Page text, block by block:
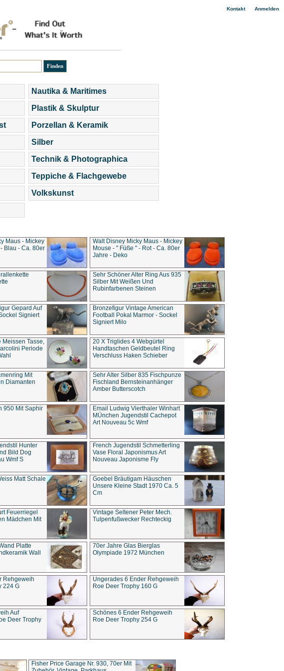
Kontakt| Anmelden
Nautika & Maritimes
Plastik & Skulptur
Porzellan & Keramik
Silber
Technik & Photographica
Teppiche & Flachgewebe
Volkskunst
Maus - Mickey
Blau - Ca. 80er
Walt Disney Micky Maus - Mickey
Mouse - " Füße " - Rot - Ca. 80er
Jahre - Deko
Sehr Schöner Alter Ring Aus 935
Silber Mit Weißen Und
Rubinfarbenen Steinen
Gepard Auf
Signiert
Bronzefigur Vintage American
Football Pokal Marmor - Sockel
Signiert Milo
Meissen Tasse,
Periode
20 X Triglides 4 Webgürtel
Handtaschen Geldbeutel Ring
Verschluss Haken Schieber
Mit
Diamanten
Sehr Alter Silber 835 Fischpunze
Fischland Bernsteinanhänger
Amber Butterscotch
950 Mit Saphir
Email Ludwig Vierthaler Winhart
MÜnchen Jugendstil Cachepot
Art Nouveau 5c Wmf
Hunter
Bild Dog
Wmf S
French Jugendstil Schmetterling
Vase Floral Japonismus Art
Nouveau Japonisme Fly
Matt Schale
Goebel Bräutigam Häuschen
Unsere Kleine Stadt 1970 Ca. 5
Cm
Feuerriegel
Mädchen Mit
Vintage Seltener Peter Mech.
Tulpenfußwecker Rechteckig
Platte
Wall
70er Jahre Glas Bierglas
Olympiade 1972 München
Rehgeweih
224 G
Ungerades 6 Ender Rehgeweih
Roe Deer Trophy 160 G
Auf
Deer Trophy
Schönes 6 Ender Rehgeweih
Roe Deer Trophy 254 G
Fisher Price Garage Nr. 930, 70er Mit